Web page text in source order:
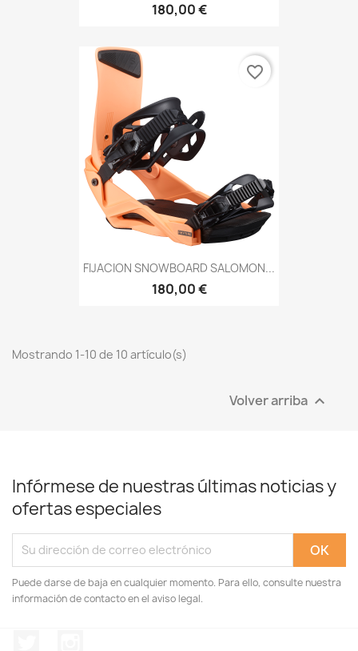
180,00 €
FIJACION SNOWBOARD SALOMON...
180,00 €
favorite_border
Mostrando 1-10 de 10 artículo(s)
Volver arriba 
Infórmese de nuestras últimas noticias y
ofertas especiales
Puede darse de baja en cualquier momento. Para ello, consulte nuestra
información de contacto en el aviso legal.